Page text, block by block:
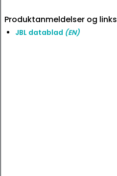
Produktanmeldelser og links
JBL datablad (EN)